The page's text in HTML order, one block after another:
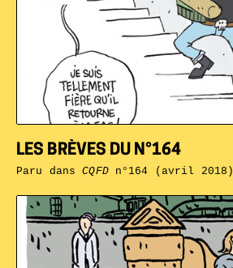
LES BRÈVES DU N°164
Paru dansCQFDn°164 (avril 2018)